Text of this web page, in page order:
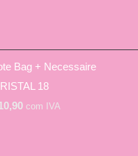
Bag + Necessaire
18
com IVA